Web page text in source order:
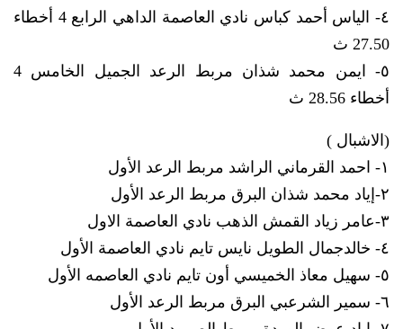
٤- الياس أحمد كباس نادي العاصمة الداهي الرابع 4 أخطاء
27.50 ث
٥- ايمن محمد شذان مربط الرعد الجميل الخامس 4
أخطاء 28.56 ث
(الاشبال )
١- احمد القرماني الراشد مربط الرعد الأول
٢-إياد محمد شذان البرق مربط الرعد الأول
٣-عامر زياد القمش الذهب نادي العاصمة الاول
٤- خالدجمال الطويل نايس تايم نادي العاصمة الأول
٥- سهيل معاذ الخميسي أون تايم نادي العاصمه الأول
٦- سمير الشرعبي البرق مربط الرعد الأول